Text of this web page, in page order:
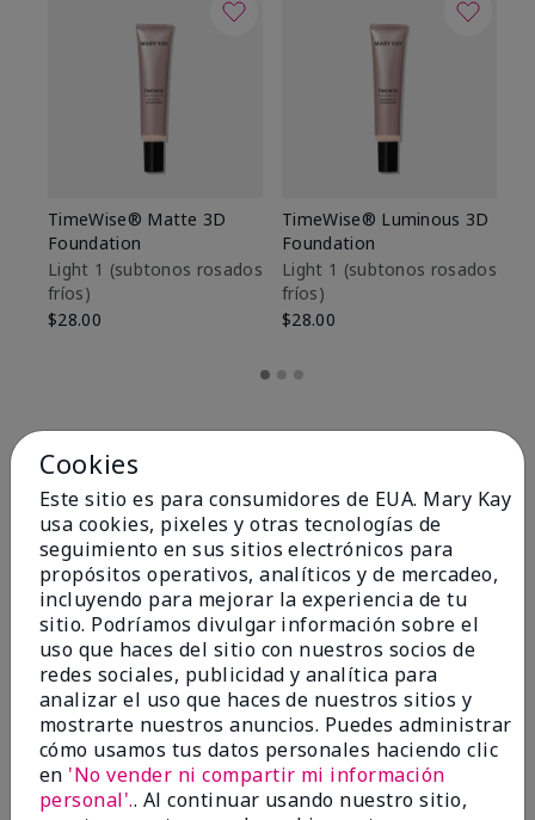
TimeWise® Matte 3D
Foundation
Light 1​ (subtonos rosados
fríos)
$28.00
TimeWise® Luminous 3D
Foundation
Light 1​ (subtonos rosados
fríos)
$28.00
OPINIONES
4.8
Cookies
Este sitio es para consumidores de EUA. Mary Kay
usa cookies, pixeles y otras tecnologías de
seguimiento en sus sitios electrónicos para
propósitos operativos, analíticos y de mercadeo,
incluyendo para mejorar la experiencia de tu
sitio. Podríamos divulgar información sobre el
uso que haces del sitio con nuestros socios de
redes sociales, publicidad y analítica para
analizar el uso que haces de nuestros sitios y
mostrarte nuestros anuncios. Puedes administrar
cómo usamos tus datos personales haciendo clic
en 'No vender ni compartir mi información
personal'.. Al continuar usando nuestro sitio,